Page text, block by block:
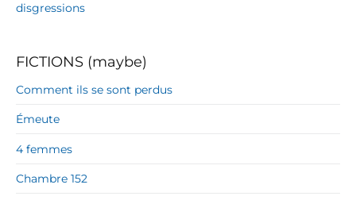
disgressions
FICTIONS (maybe)
Comment ils se sont perdus
Émeute
4 femmes
Chambre 152